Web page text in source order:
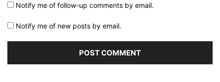
Notify me of follow-up comments by email.
Notify me of new posts by email.